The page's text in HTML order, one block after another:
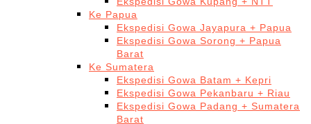
Ke Papua
Ekspedisi Gowa Jayapura + Papua
Ekspedisi Gowa Sorong + Papua
Barat
Ke Sumatera
Ekspedisi Gowa Batam + Kepri
Ekspedisi Gowa Pekanbaru + Riau
Ekspedisi Gowa Padang + Sumatera
Barat